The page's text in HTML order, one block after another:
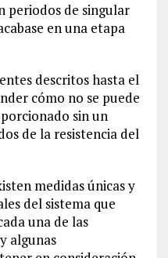
periodos de singular
en una etapa
descritos hasta el
cómo no se puede
sin un
de la resistencia del
medidas únicas y
del sistema que
una de las
algunas